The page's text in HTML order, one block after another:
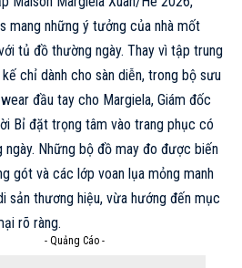
mang những ý tưởng của nhà mốt
tủ đồ thường ngày. Thay vì tập trung
chỉ dành cho sàn diễn, trong bộ sưu
đầu tay cho Margiela, Giám đốc
Bỉ đặt trọng tâm vào trang phục có
ngày. Những bộ đồ may đo được biến
gót và các lớp voan lụa mỏng manh
sản thương hiệu, vừa hướng đến mục
rõ ràng.
- Quảng Cáo -